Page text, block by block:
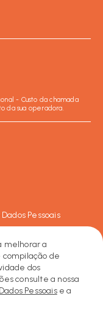
- Custo da chamada
da sua operadora.
Pessoais
reservados.
melhorar a
de
dos
consulte a nossa
Pessoaise a